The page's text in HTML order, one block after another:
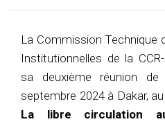
La Commission Technique
Institutionnelles de la
sa deuxième réunion
septembre 2024 à Dakar,
La libre circulation